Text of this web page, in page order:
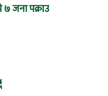
७ जना पक्राउ